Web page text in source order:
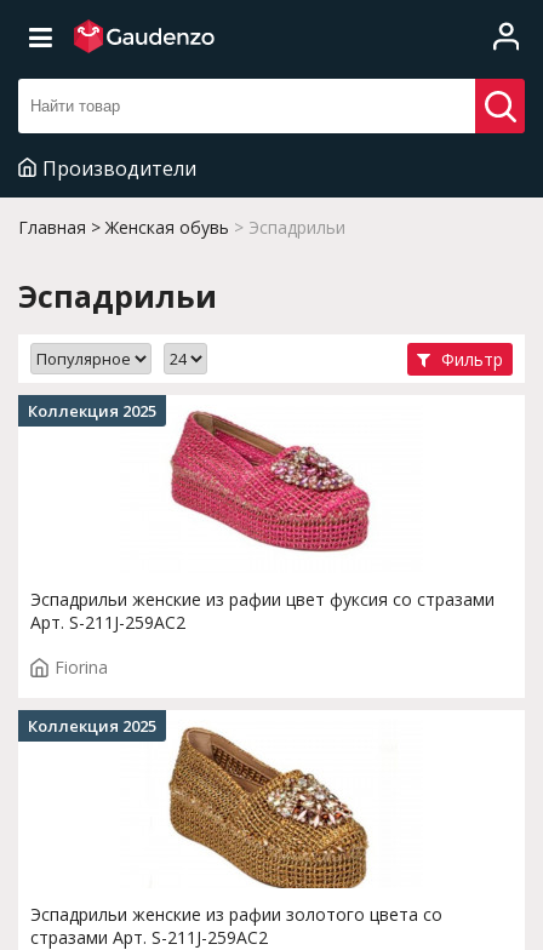
Производители
Главная Женская обувь Эспадрильи
Эспадрильи
Фильтр
Эспадрильи женские из рафии цвет фуксия со стразами
Арт. S-211J-259AC2
Fiorina
Коллекция 2025
Эспадрильи женские из рафии золотого цвета со
стразами Арт. S-211J-259AC2
Коллекция 2025